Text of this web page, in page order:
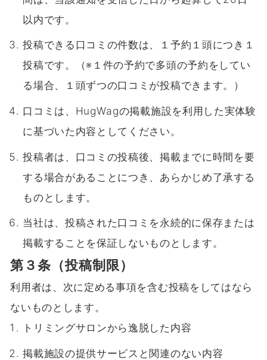
以内です。
投稿できる口コミの件数は、１予約１頭につき１
投稿です。（※１件の予約で多頭の予約をしてい
る場合、１頭ずつの口コミが投稿できます。）
口コミは、HugWagの掲載施設を利用した実体験
に基づいた内容としてください。
投稿者は、口コミの投稿後、掲載までに時間を要
する場合があることにつき、あらかじめ了承する
ものとします。
当社は、投稿された口コミを永続的に保存または
掲載することを保証しないものとします。
第３条（投稿制限）
利用者は、次に定める事項を含む投稿をしてはなら
ないものとします。
トリミングサロンから逸脱した内容
掲載施設の提供サービスと関連のない内容